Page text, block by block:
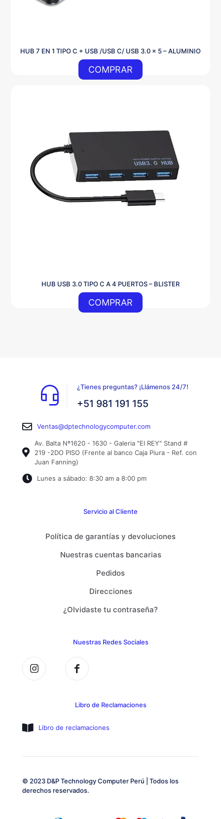
HUB 7 EN 1 TIPO C + USB /USB C/ USB 3.0 x 5 – ALUMINIO
COMPRAR
HUB USB 3.0 TIPO C A 4 PUERTOS – BLISTER
COMPRAR
¿Tienes preguntas? ¡Llámenos 24/7!
+51 981 191 155
Ventas@dptechnologycomputer.com
Av. Balta Nº1620 - 1630 - Galeria "El REY" Stand #
219 -2DO PISO (Frente al banco Caja Piura - Ref. con
Juan Fanning)
Lunes a sábado: 8:30 am a 8:00 pm
Servicio al Cliente
Política de garantías y devoluciones
Nuestras cuentas bancarias
Pedidos
Direcciones
¿Olvidaste tu contraseña?
Nuestras Redes Sociales
Libro de Reclamaciones
Libro de reclamaciones
© 2023 D&P Technology Computer Perú | Todos los
derechos reservados.